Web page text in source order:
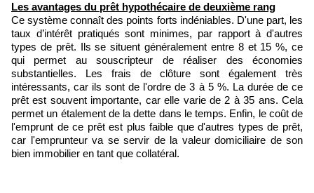
Les avantages du prêt hypothécaire de deuxième rang
Ce système connaît des points forts indéniables. D'une part, les
taux d’intérêt pratiqués sont minimes, par rapport à d'autres
types de prêt. Ils se situent généralement entre 8 et 15 %, ce
qui permet au souscripteur de réaliser des économies
substantielles. Les frais de clôture sont également très
intéressants, car ils sont de l'ordre de 3 à 5 %. La durée de ce
prêt est souvent importante, car elle varie de 2 à 35 ans. Cela
permet un étalement de la dette dans le temps. Enfin, le coût de
l'emprunt de ce prêt est plus faible que d'autres types de prêt,
car l'emprunteur va se servir de la valeur domiciliaire de son
bien immobilier en tant que collatéral.